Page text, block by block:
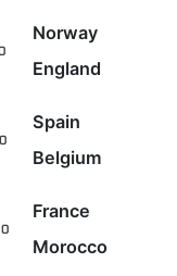
Norway
England
Spain
Belgium
France
Morocco